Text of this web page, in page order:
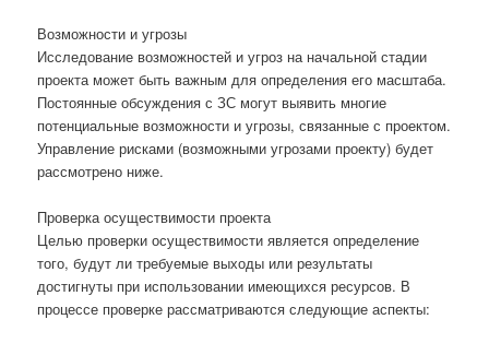
Возможности и угрозы
Исследование возможностей и угроз на начальной стадии
проекта может быть важным для определения его масштаба.
Постоянные обсуждения с ЗС могут выявить многие
потенциальные возможности и угрозы, связанные с проектом.
Управление рисками (возможными угрозами проекту) будет
рассмотрено ниже.
Проверка осуществимости проекта
Целью проверки осуществимости является определение
того, будут ли требуемые выходы или результаты
достигнуты при использовании имеющихся ресурсов. В
процессе проверке рассматриваются следующие аспекты: